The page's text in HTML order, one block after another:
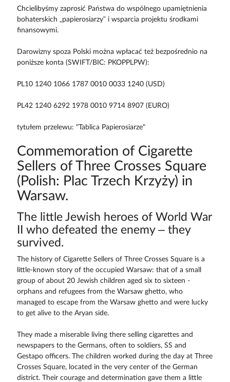
Chcielibyśmy zaprosić Państwa do wspólnego upamiętnienia
bohaterskich „papierosiarzy” i wsparcia projektu środkami
finansowymi.
Darowizny spoza Polski można wpłacać też bezpośrednio na
poniższe konta (SWIFT/BIC: PKOPPLPW):
PL10 1240 1066 1787 0010 0033 1240 (USD)
PL42 1240 6292 1978 0010 9714 8907 (EURO)
tytułem przelewu: "Tablica Papierosiarze"
Commemoration of Cigarette
Sellers of Three Crosses Square
(Polish: Plac Trzech Krzyży) in
Warsaw.
The little Jewish heroes of World War
II who defeated the enemy – they
survived.
The history of Cigarette Sellers of Three Crosses Square is a
little-known story of the occupied Warsaw: that of a small
group of about 20 Jewish children aged six to sixteen -
orphans and refugees from the Warsaw ghetto, who
managed to escape from the Warsaw ghetto and were lucky
to get alive to the Aryan side.
They made a miserable living there selling cigarettes and
newspapers to the Germans, often to soldiers, SS and
Gestapo officers. The children worked during the day at Three
Crosses Square, located in the very center of the German
district. Their courage and determination gave them a little